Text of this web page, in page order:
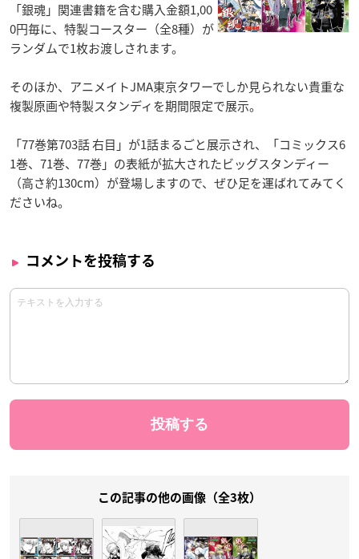
「銀魂」関連書籍を含む購入金額1,00
0円毎に、特製コースター（全8種）が
ランダムで1枚お渡しされます。
そのほか、アニメイトJMA東京タワーでしか見られない貴重な
複製原画や特製スタンディを期間限定で展示。
「77巻第703話 右目」が1話まるごと展示され、「コミックス6
1巻、71巻、77巻」の表紙が拡大されたビッグスタンディー
（高さ約130cm）が登場しますので、ぜひ足を運ばれてみてく
ださいね。
コメントを投稿する
この記事の他の画像（全3枚）